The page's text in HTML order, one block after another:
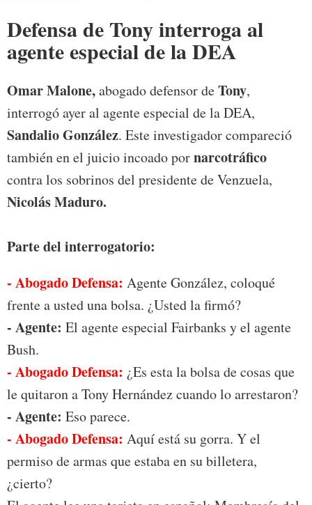
Defensa de Tony interroga al
agente especial de la DEA
Omar Malone,abogado defensor deTony,
interrogó ayer al agente especial de la DEA,
Sandalio González. Este investigador compareció
también en el juicio incoado pornarcotráfico
contra los sobrinos del presidente de Venzuela,
Nicolás Maduro.
Parte del interrogatorio:
- Abogado Defensa: Agente González, coloqué
frente a usted una bolsa. ¿Usted la firmó?
- Agente: El agente especial Fairbanks y el agente
Bush.
- Abogado Defensa: ¿Es esta la bolsa de cosas que
le quitaron a Tony Hernández cuando lo arrestaron?
- Agente: Eso parece.
- Abogado Defensa: Aquí está su gorra. Y el
permiso de armas que estaba en su billetera,
¿cierto?